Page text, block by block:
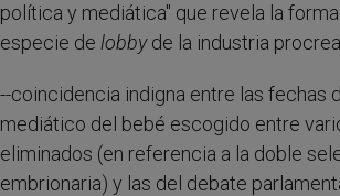
política y mediática" que revela la
especie de lobbyde la industria
--coincidencia indigna entre las fechas
mediático del bebé escogido entre
eliminados (en referencia a la doble
embrionaria) y las del debate